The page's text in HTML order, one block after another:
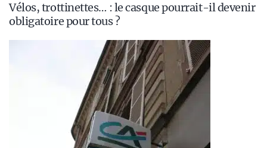
Vélos, trottinettes… : le casque pourrait-il devenir
obligatoire pour tous ?